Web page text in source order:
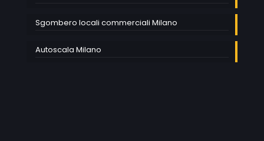
Sgombero locali commerciali Milano
Autoscala Milano